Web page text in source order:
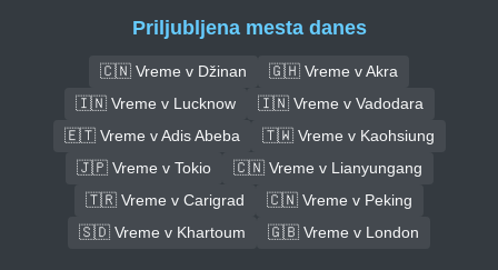
Priljubljena mesta danes
🇨🇳 Vreme v Džinan
🇬🇭 Vreme v Akra
🇮🇳 Vreme v Lucknow
🇮🇳 Vreme v Vadodara
🇪🇹 Vreme v Adis Abeba
🇹🇼 Vreme v Kaohsiung
🇯🇵 Vreme v Tokio
🇨🇳 Vreme v Lianyungang
🇹🇷 Vreme v Carigrad
🇨🇳 Vreme v Peking
🇸🇩 Vreme v Khartoum
🇬🇧 Vreme v London